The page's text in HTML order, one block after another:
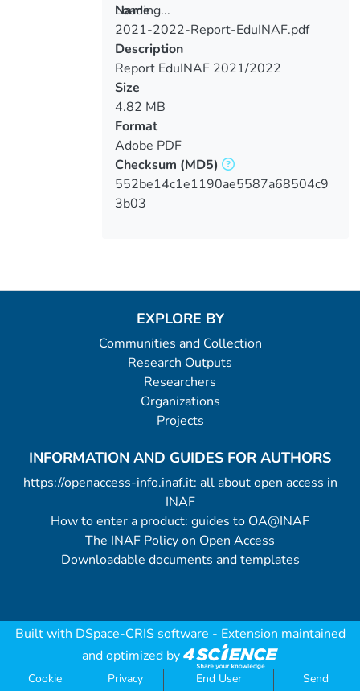
Loading...
Loading...
Name
2021-2022-Report-EduINAF.pdf
Description
Report EduINAF 2021/2022
Size
4.82 MB
Format
Adobe PDF
Checksum (MD5)
552be14c1e1190ae5587a68504c9
3b03
EXPLORE BY
Communities and Collection
Research Outputs
Researchers
Organizations
Projects
INFORMATION AND GUIDES FOR AUTHORS
https://openaccess-info.inaf.it: all about open access in
INAF
How to enter a product: guides to OA@INAF
The INAF Policy on Open Access
Downloadable documents and templates
Built with DSpace-CRIS software - Extension maintained
and optimized by
Cookie
Privacy
End User
Send